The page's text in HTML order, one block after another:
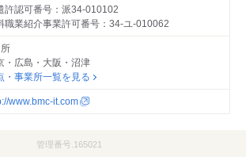
許認可番号：派34-010102
職業紹介事業許可番号：34-ユ-010062
・広島・大阪・沼津
・事業所一覧を見る
www.bmc-it.com
管理番号.165021